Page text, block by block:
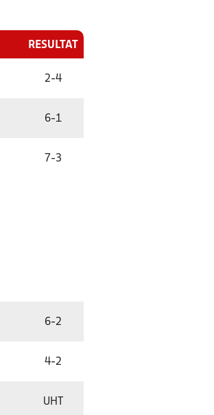
RESULTAT
2-4
6-1
7 -3
6-2
4-2
UHT